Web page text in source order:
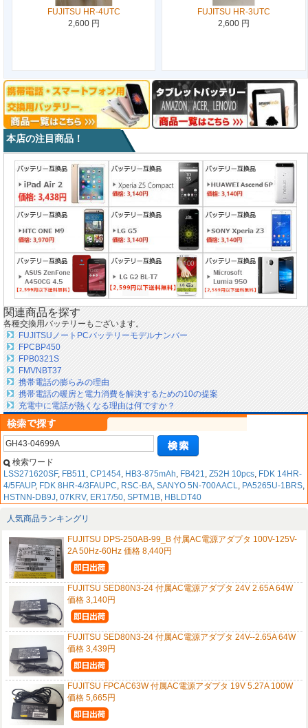
FUJITSU HR-4UTC
2,600 円
FUJITSU HR-3UTC
2,600 円
本店の注目商品！
関連商品を探す
各種交換用バッテリーもございます。
FUJITSUノートPCバッテリーモデルナンバー
FPCBP450
FPB0321S
FMVNBT37
携帯電話の膨らみの理由
携帯電話の暖房と電力消費を解決するための10の提案
充電中に電話が熱くなる理由は何ですか？
検索ワード
LSS271620SF, FB511, CP1454, HB3-875mAh, FB421, Z52H 10pcs, FDK 14HR-
4/5FAUP, FDK 8HR-4/3FAUPC, RSC-BA, SANYO 5N-700AACL, PA5265U-1BRS,
HSTNN-DB9J, 07KRV, ER17/50, SPTM1B, HBLDT40
人気商品ランキングリ
FUJITSU DPS-250AB-99_B 付属AC電源アダプタ 100V-125V-
2A 50Hz-60Hz 価格 8,440円
FUJITSU SED80N3-24 付属AC電源アダプタ 24V 2.65A 64W
価格 3,140円
FUJITSU SED80N3-24 付属AC電源アダプタ 24V--2.65A 64W
価格 3,439円
FUJITSU FPCAC63W 付属AC電源アダプタ 19V 5.27A 100W
価格 5,665円